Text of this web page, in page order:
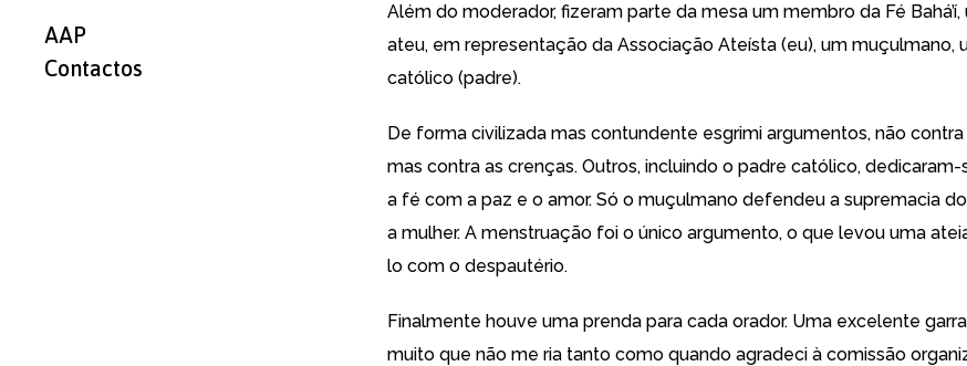
AAP
Contactos
Além do moderador, fizeram parte da mesa um membro da Fé
ateu, em representação da Associação Ateísta (eu), um muçulmano,
católico (padre).
De forma civilizada mas contundente esgrimi argumentos, não
mas contra as crenças. Outros, incluindo o padre católico, dedicaram-
a fé com a paz e o amor. Só o muçulmano defendeu a supremacia
a mulher. A menstruação foi o único argumento, o que levou uma
lo com o despautério.
Finalmente houve uma prenda para cada orador. Uma excelente
muito que não me ria tanto como quando agradeci à comissão